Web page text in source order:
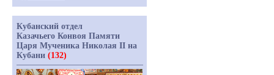
Кубанский отдел
Казачьего Конвоя Памяти
Царя Мученика Николая II на
Кубани (132)